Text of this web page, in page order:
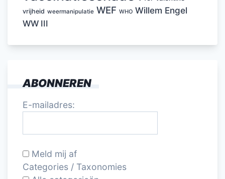
vrijheid weermanipulatie WEF WHO Willem Engel
WW III
ABONNEREN
E-mailadres:
Meld mij af
Categories / Taxonomies